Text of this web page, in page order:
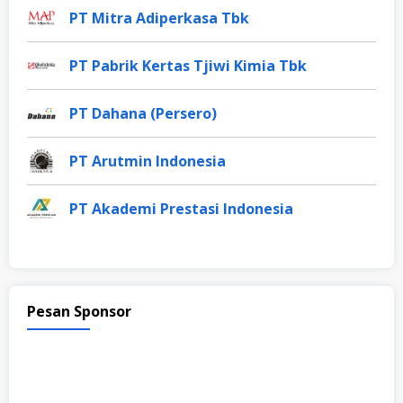
PT Mitra Adiperkasa Tbk
PT Pabrik Kertas Tjiwi Kimia Tbk
PT Dahana (Persero)
PT Arutmin Indonesia
PT Akademi Prestasi Indonesia
Pesan Sponsor